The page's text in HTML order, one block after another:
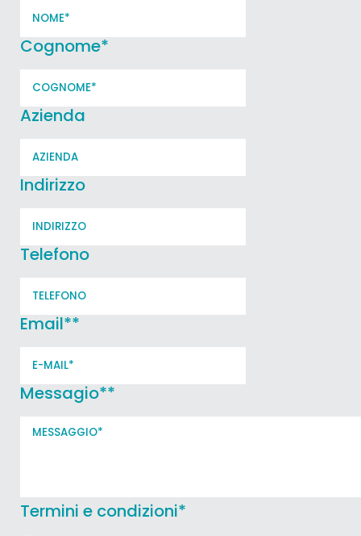
Cognome*
Azienda
Indirizzo
Telefono
Email**
Messagio**
Termini e condizioni*